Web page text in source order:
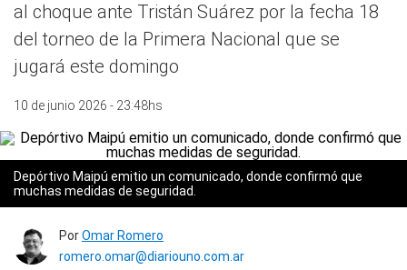
al choque ante Tristán Suárez por la fecha 18
del torneo de la Primera Nacional que se
jugará este domingo
10 de junio 2026 - 23:48hs
Depórtivo Maipú emitio un comunicado, donde confirmó que
muchas medidas de seguridad.
PorOmar Romero
romero.omar@diariouno.com.ar